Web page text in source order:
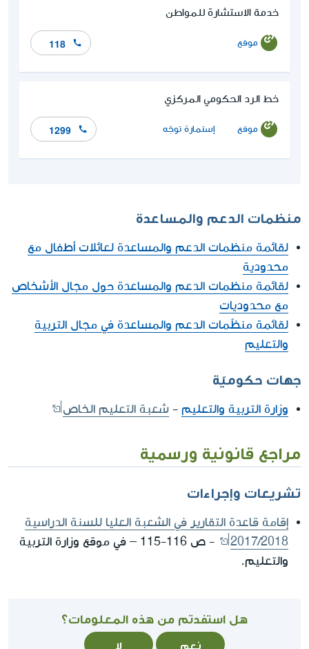
خدمة الاستشارة للمواطن
موقع 118
خط الرد الحكومي المركزي
موقع إستمارة توجّه 1299
منظمات الدعم والمساعدة
لقائمة منظمات الدعم والمساعدة لعائلات أطفال مع
محدودية
لقائمة منظمات الدعم والمساعدة حول مجال الأشخاص
مع محدوديات
لقائمة منظّمات الدعم والمساعدة في مجال التربية
والتعليم
جهات حكوميّة
وزارة التربية والتعليم - شعبة التعليم الخاص
مراجع قانونية ورسمية
تشريعات وإجراءات
إقامة قاعدة التقارير في الشعبة العليا للسنة الدراسية
2017/2018
- ص 116-115 – في موقع وزارة التربية
والتعليم.
هل استفدتم من هذه المعلومات؟
نعم لا